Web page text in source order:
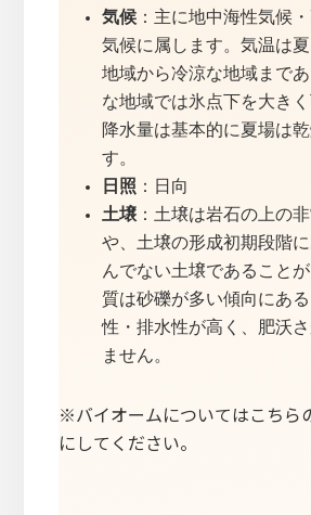
気候：主に地中海性気候
気候に属します。気温は
地域から冷涼な地域まで
な地域では氷点下を大きく
降水量は基本的に夏場は
す。
日照 ：日向
土壌：土壌は岩石の上の
や、土壌の形成初期段階
んでない土壌であること
質は砂礫が多い傾向にあ
性・排水性が高く、肥沃
ません。
※バイオームについてはこちら
にしてください。